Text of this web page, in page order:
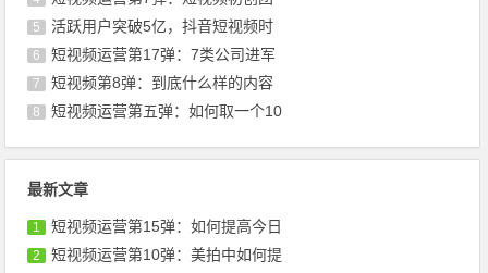
5 活跃用户突破5亿，抖音短视频时
6 短视频运营第17弹：7类公司进军
7 短视频第8弹：到底什么样的内容
8 短视频运营第五弹：如何取一个10
最新文章
1 短视频运营第15弹：如何提高今日
2 短视频运营第10弹：美拍中如何提